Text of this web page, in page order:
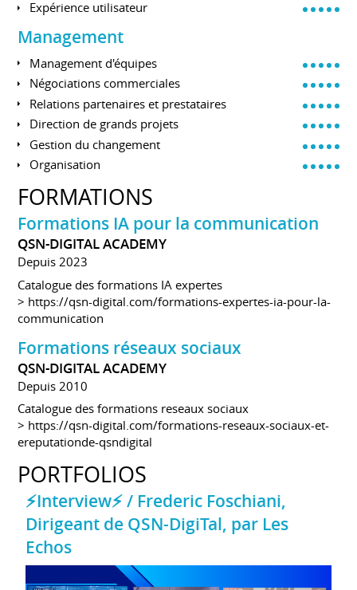
Expérience utilisateur
Management
Management d'équipes
Négociations commerciales
Relations partenaires et prestataires
Direction de grands projets
Gestion du changement
Organisation
FORMATIONS
Formations IA pour la communication
QSN-DIGITAL ACADEMY
Depuis 2023
Catalogue des formations IA expertes
> https://qsn-digital.com/formations-expertes-ia-pour-la-
communication
Formations réseaux sociaux
QSN-DIGITAL ACADEMY
Depuis 2010
Catalogue des formations reseaux sociaux
> https://qsn-digital.com/formations-reseaux-sociaux-et-
ereputationde-qsndigital
PORTFOLIOS
⚡Interview⚡ / Frederic Foschiani,
Dirigeant de QSN-DigiTal, par Les
Echos